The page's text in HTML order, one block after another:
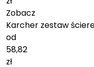
Zobacz
Karcher zestaw
od
58,82
zł